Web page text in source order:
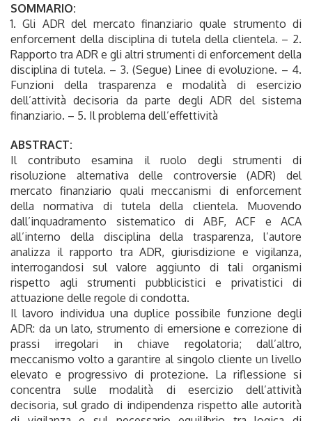
SOMMARIO:
1. Gli ADR del mercato finanziario quale strumento di
enforcement della disciplina di tutela della clientela. – 2.
Rapporto tra ADR e gli altri strumenti di enforcement della
disciplina di tutela. – 3. (Segue) Linee di evoluzione. – 4.
Funzioni della trasparenza e modalità di esercizio
dell’attività decisoria da parte degli ADR del sistema
finanziario. – 5. Il problema dell’effettività
ABSTRACT:
Il contributo esamina il ruolo degli strumenti di
risoluzione alternativa delle controversie (ADR) del
mercato finanziario quali meccanismi di enforcement
della normativa di tutela della clientela. Muovendo
dall’inquadramento sistematico di ABF, ACF e ACA
all’interno della disciplina della trasparenza, l’autore
analizza il rapporto tra ADR, giurisdizione e vigilanza,
interrogandosi sul valore aggiunto di tali organismi
rispetto agli strumenti pubblicistici e privatistici di
attuazione delle regole di condotta.
Il lavoro individua una duplice possibile funzione degli
ADR: da un lato, strumento di emersione e correzione di
prassi irregolari in chiave regolatoria; dall’altro,
meccanismo volto a garantire al singolo cliente un livello
elevato e progressivo di protezione. La riflessione si
concentra sulle modalità di esercizio dell’attività
decisoria, sul grado di indipendenza rispetto alle autorità